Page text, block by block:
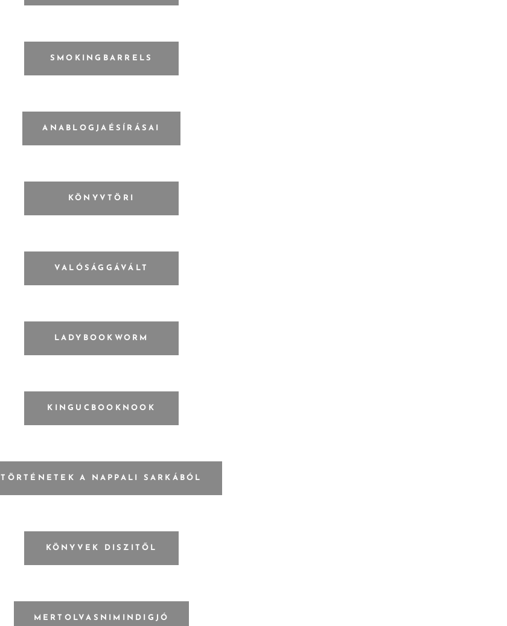
SMOKINGBARRELS
ANABLOGJAÉSÍRÁSAI
KÖNYVTÖRI
VALÓSÁGGÁVÁLT
LADYBOOKWORM
KINGUCBOOKNOOK
TÖRTÉNETEK A NAPPALI SARKÁBÓL
KÖNYVEK DISZITŐL
MERTOLVASNIMINDIGJÓ